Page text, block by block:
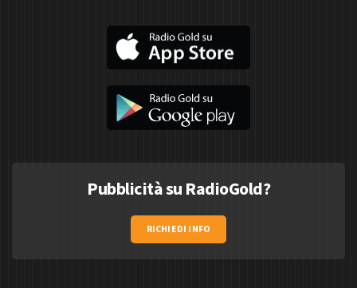
Pubblicità su RadioGold?
RICHIEDI INFO